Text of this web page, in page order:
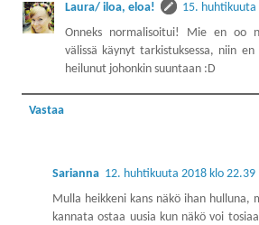
Laura/ iloa, eloa!
15. huhtikuuta
Onneks normalisoitui! Mie en oo
välissä käynyt tarkistuksessa, niin
heilunut johonkin suuntaan :D
Vastaa
Sarianna 12. huhtikuuta 2018 klo 22.39
Mulla heikkeni kans näkö ihan hulluna,
kannata ostaa uusia kun näkö voi